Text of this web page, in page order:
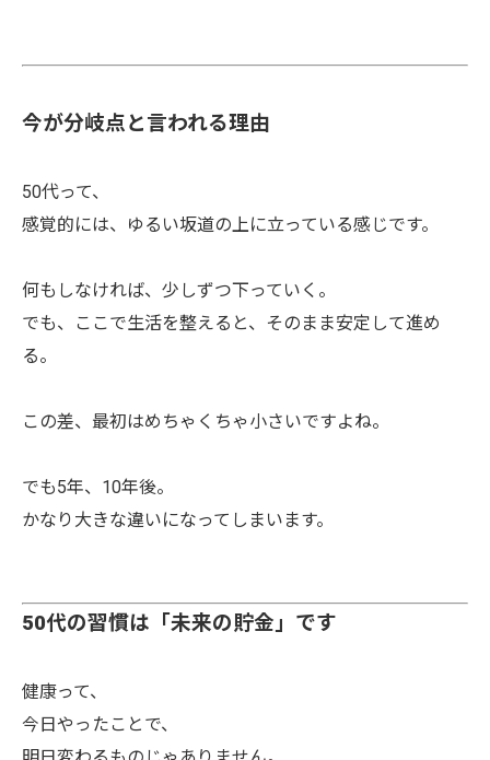
今が分岐点と言われる理由
50代って、
感覚的には、ゆるい坂道の上に立っている感じです。
何もしなければ、少しずつ下っていく。
でも、ここで生活を整えると、そのまま安定して進め
る。
この差、最初はめちゃくちゃ小さいですよね。
でも5年、10年後。
かなり大きな違いになってしまいます。
50代の習慣は「未来の貯金」です
健康って、
今日やったことで、